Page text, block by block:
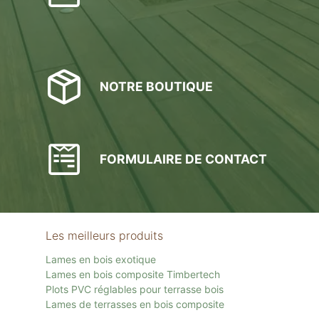
NOTRE BOUTIQUE
FORMULAIRE DE CONTACT
Les meilleurs produits
Lames en bois exotique
Lames en bois composite Timbertech
Plots PVC réglables pour terrasse bois
Lames de terrasses en bois composite